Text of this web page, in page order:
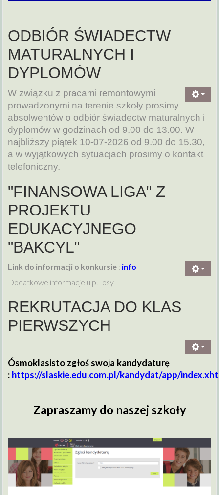
ODBIÓR ŚWIADECTW
MATURALNYCH I
DYPLOMÓW
W związku z pracami remontowymi
prowadzonymi na terenie szkoły prosimy
absolwentów o odbiór świadectw maturalnych i
dyplomów w godzinach od 9.00 do 13.00. W
najbliższy piątek 10-07-2026 od 9.00 do 15.30,
a w wyjątkowych sytuacjach prosimy o kontakt
telefoniczny.
"FINANSOWA LIGA" Z
PROJEKTU
EDUKACYJNEGO
"BAKCYL"
Link do informacji o konkursie : info
Dodatkowe informacje u p.Losy
REKRUTACJA DO KLAS
PIERWSZYCH
Ósmoklasisto zgłoś swoja kandydaturę
: https://slaskie.edu.com.pl/kandydat/app/
Zapraszamy do naszej szkoły